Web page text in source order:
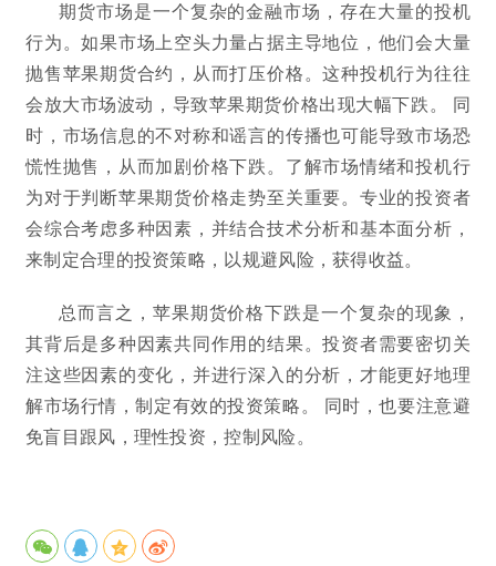
期货市场是一个复杂的金融市场，存在大量的投机
行为。如果市场上空头力量占据主导地位，他们会大量
抛售苹果期货合约，从而打压价格。这种投机行为往往
会放大市场波动，导致苹果期货价格出现大幅下跌。 同
时，市场信息的不对称和谣言的传播也可能导致市场恐
慌性抛售，从而加剧价格下跌。了解市场情绪和投机行
为对于判断苹果期货价格走势至关重要。专业的投资者
会综合考虑多种因素，并结合技术分析和基本面分析，
来制定合理的投资策略，以规避风险，获得收益。
总而言之，苹果期货价格下跌是一个复杂的现象，
其背后是多种因素共同作用的结果。投资者需要密切关
注这些因素的变化，并进行深入的分析，才能更好地理
解市场行情，制定有效的投资策略。 同时，也要注意避
免盲目跟风，理性投资，控制风险。